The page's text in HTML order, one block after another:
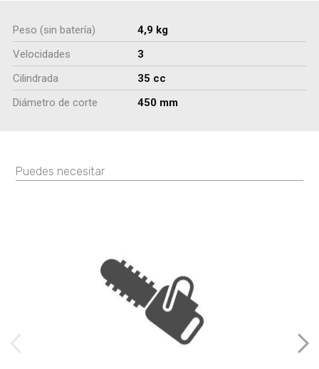
Peso (sin batería)
4,9 kg
Velocidades
3
Cilindrada
35 cc
Diámetro de corte
450 mm
Puedes necesitar
imágenes anteriores